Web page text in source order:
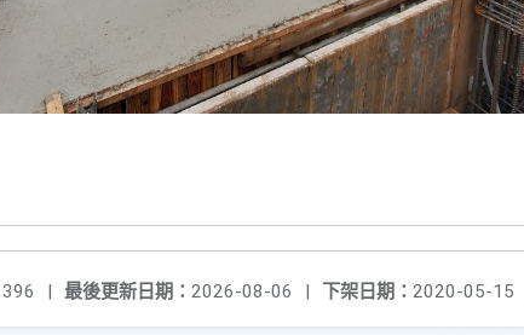
下架日期： 2020-05-15
最後更新日期： 2026-08-06 |
396 |